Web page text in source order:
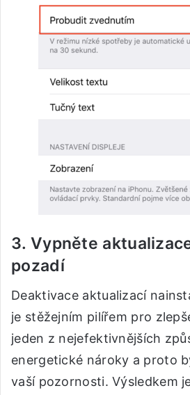
3. Vypněte
pozadí
Deaktivace aktualizací
je stěžejním pilířem pro
jeden z nejefektivnějších
energetické nároky a proto
vaší pozornosti. Výsledkem